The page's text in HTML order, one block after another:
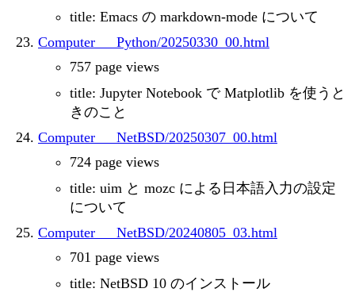
title: Emacs の markdown-mode について
Computer___Python/20250330_00.html
757 page views
title: Jupyter Notebook で Matplotlib を使うと
きのこと
Computer___NetBSD/20250307_00.html
724 page views
title: uim と mozc による日本語入力の設定
について
Computer___NetBSD/20240805_03.html
701 page views
title: NetBSD 10 のインストール